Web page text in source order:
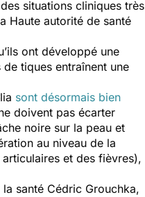
situations cliniques très
Haute autorité de santé
ont développé une
tiques entraînent une
sont désormais bien
doivent pas écarter
noire sur la peau et
au niveau de la
et des fièvres),
santé Cédric Grouchka,